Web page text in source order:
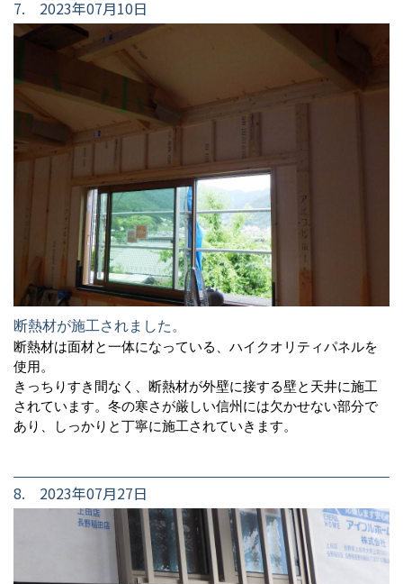
7. 2023年07月10日
断熱材が施工されました。
断熱材は面材と一体になっている、ハイクオリティパネルを
使用。
きっちりすき間なく、断熱材が外壁に接する壁と天井に施工
されています。冬の寒さが厳しい信州には欠かせない部分で
あり、しっかりと丁寧に施工されていきます。
8. 2023年07月27日